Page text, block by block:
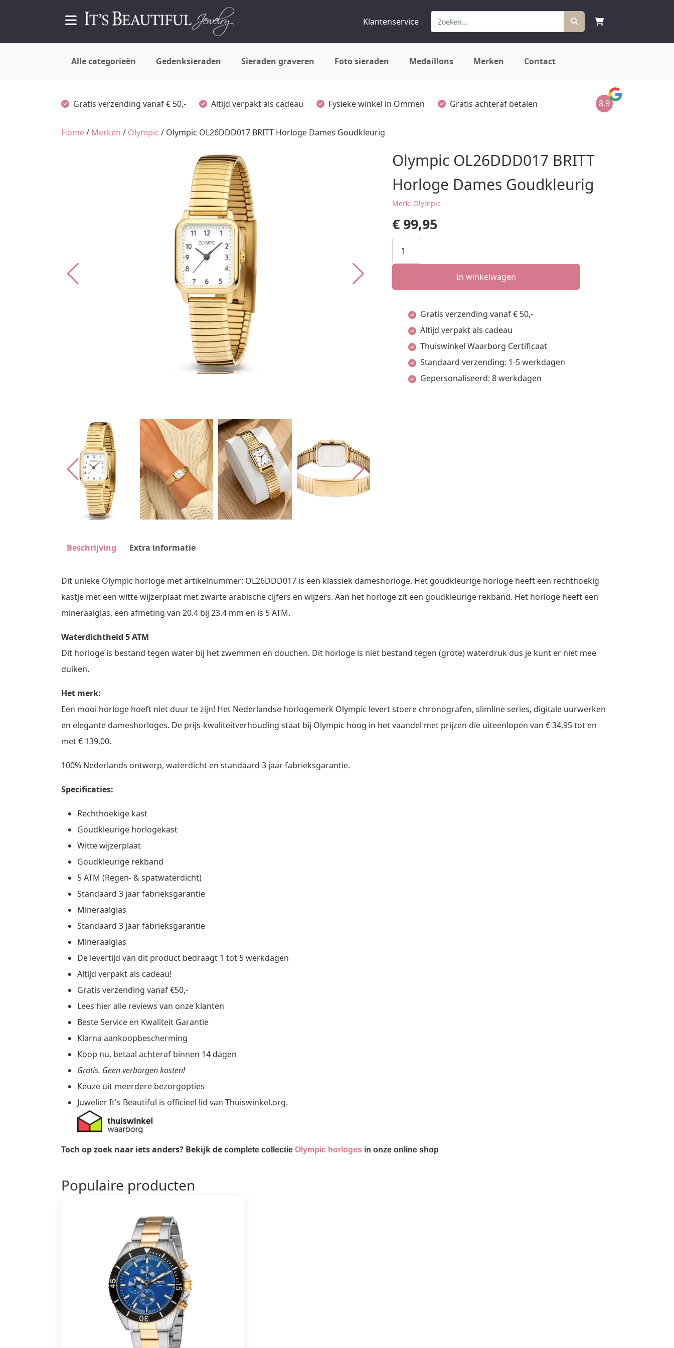
Klantenservice
Alle categorieën Gedenksieraden Sieraden graveren Foto sieraden Medaillons Merken Contact
Gratis verzending vanaf € 50,- Altijd verpakt als cadeau Fysieke winkel in Ommen Gratis achteraf betalen 8.9
Home/ Merken / Olympic / Olympic OL26DDD017 BRITT Horloge Dames Goudkleurig
Olympic OL26DDD017 BRITT
Horloge Dames Goudkleurig
Merk: Olympic
€99,95
Olympic
OL26DDD017
Horloge
Dames
Goudkleurig
aantal
In winkelwagen
Gratis verzending vanaf € 50,-
Altijd verpakt als cadeau
Thuiswinkel Waarborg Certificaat
Standaard verzending: 1-5 werkdagen
Gepersonaliseerd: 8 werkdagen
Beschrijving Extra informatie
Dit unieke Olympic horloge met artikelnummer: OL26DDD017 is een klassiek dameshorloge. Het goudkleurige horloge heeft een rechthoekig
kastje met een witte wijzerplaat met zwarte arabische cijfers en wijzers. Aan het horloge zit een goudkleurige rekband. Het horloge heeft een
mineraalglas, een afmeting van 20.4 bij 23.4 mm en is 5 ATM.
Waterdichtheid 5 ATM
Dit horloge is bestand tegen water bij het zwemmen en douchen. Dit horloge is niet bestand tegen (grote) waterdruk dus je kunt er niet mee
duiken.
Het merk:
Een mooi horloge hoeft niet duur te zijn! Het Nederlandse horlogemerk Olympic levert stoere chronografen, slimline series, digitale uurwerken
en elegante dameshorloges. De prijs-kwaliteitverhouding staat bij Olympic hoog in het vaandel met prijzen die uiteenlopen van € 34,95 tot en
met € 139,00.
100% Nederlands ontwerp, waterdicht en standaard 3 jaar fabrieksgarantie.
Specificaties:
Rechthoekige kast
Goudkleurige horlogekast
Witte wijzerplaat
Goudkleurige rekband
5 ATM (Regen- & spatwaterdicht)
Standaard 3 jaar fabrieksgarantie
Mineraalglas
Standaard 3 jaar fabrieksgarantie
Mineraalglas
De levertijd van dit product bedraagt 1 tot 5 werkdagen
Altijd verpakt als cadeau!
Gratis verzending vanaf €50,-
Lees hier alle reviews van onze klanten
Beste Service en Kwaliteit Garantie
Klarna aankoopbescherming
Koop nu, betaal achteraf binnen 14 dagen
Gratis. Geen verborgen kosten!
Keuze uit meerdere bezorgopties
Juwelier It's Beautiful is officieel lid van Thuiswinkel.org.
Toch op zoek naar iets anders? Bekijk de complete collectie Olympic horloges in onze online shop
Populaire producten